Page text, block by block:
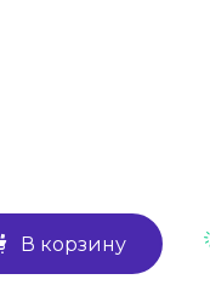
В корзину